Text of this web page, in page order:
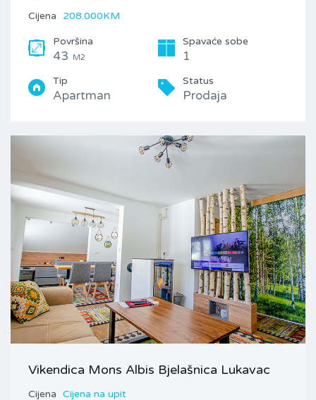
Cijena 208.000KM
Površina
43 M2
Spavaće sobe
1
Tip
Apartman
Status
Prodaja
Vikendica Mons Albis Bjelašnica Lukavac
Cijena Cijena na upit